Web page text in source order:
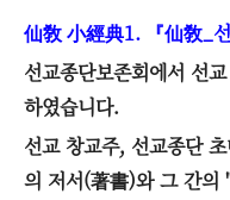
仙敎 小經典1. 『仙敎_
선교종단보존회에서 선
하였습니다.
선교 창교주, 선교종단
의 저서(著書)와 그 간의